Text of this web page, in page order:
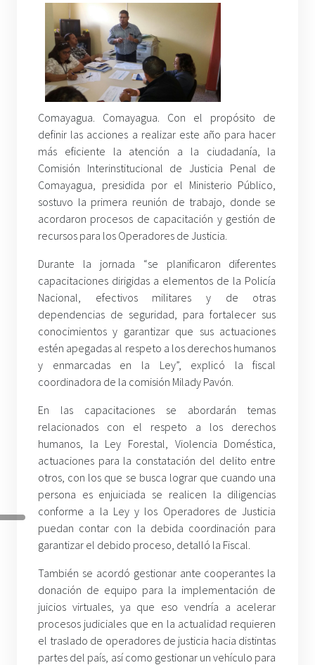
Comayagua. Comayagua. Con el propósito de
definir las acciones a realizar este año para hacer
más eficiente la atención a la ciudadanía, la
Comisión Interinstitucional de Justicia Penal de
Comayagua, presidida por el Ministerio Público,
sostuvo la primera reunión de trabajo, donde se
acordaron procesos de capacitación y gestión de
recursos para los Operadores de Justicia.
Durante la jornada “se planificaron diferentes
capacitaciones dirigidas a elementos de la Policía
Nacional, efectivos militares y de otras
dependencias de seguridad, para fortalecer sus
conocimientos y garantizar que sus actuaciones
estén apegadas al respeto a los derechos humanos
y enmarcadas en la Ley”, explicó la fiscal
coordinadora de la comisión Milady Pavón.
En las capacitaciones se abordarán temas
relacionados con el respeto a los derechos
humanos, la Ley Forestal, Violencia Doméstica,
actuaciones para la constatación del delito entre
otros, con los que se busca lograr que cuando una
persona es enjuiciada se realicen la diligencias
conforme a la Ley y los Operadores de Justicia
puedan contar con la debida coordinación para
garantizar el debido proceso, detalló la Fiscal.
También se acordó gestionar ante cooperantes la
donación de equipo para la implementación de
juicios virtuales, ya que eso vendría a acelerar
procesos judiciales que en la actualidad requieren
el traslado de operadores de justicia hacia distintas
partes del país, así como gestionar un vehículo para